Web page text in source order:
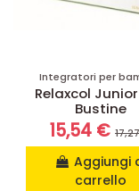
Integratori per
Relaxcol
Bustine
15,54 €
Aggiungi
carrello